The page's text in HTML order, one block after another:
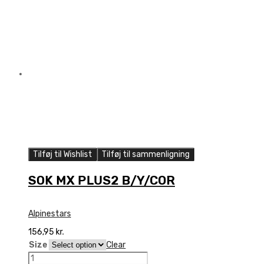
Tilføj til Wishlist Tilføj til sammenligning
SOK MX PLUS2 B/Y/COR
Alpinestars
156,95 kr.
Size
Clear
SOK